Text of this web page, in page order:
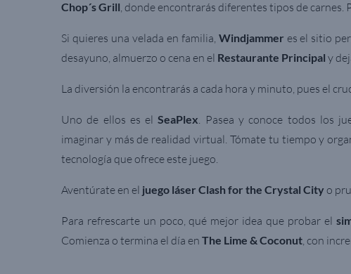
Chop´s Grill, donde encontrarás diferentes tipos de carnes.
Si quieres una velada en familia, Windjammer es el sitio
desayuno, almuerzo o cena en el Restaurante Principal y
La diversión la encontrarás a cada hora y minuto, pues el
Uno de ellos es elSeaPlex. Pasea y conoce todos los
imaginar y más de realidad virtual. Tómate tu tiempo y
tecnología que ofrece este juego.
Aventúrate en el juego láser Clash for the Crystal City o
Para refrescarte un poco, qué mejor idea que probar el
Comienza o termina el día en The Lime & Coconut, con